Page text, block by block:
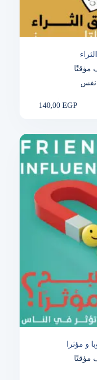
مؤقتًا
نفس
140,00EGP
و مؤثرا
مؤقتًا